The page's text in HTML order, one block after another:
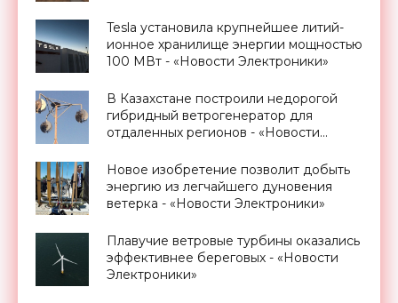
Tesla установила крупнейшее литий-
ионное хранилище энергии мощностью
100 МВт - «Новости Электроники»
В Казахстане построили недорогой
гибридный ветрогенератор для
отдаленных регионов - «Новости
Новое изобретение позволит добыть
энергию из легчайшего дуновения
ветерка - «Новости Электроники»
Плавучие ветровые турбины оказались
эффективнее береговых - «Новости
Электроники»